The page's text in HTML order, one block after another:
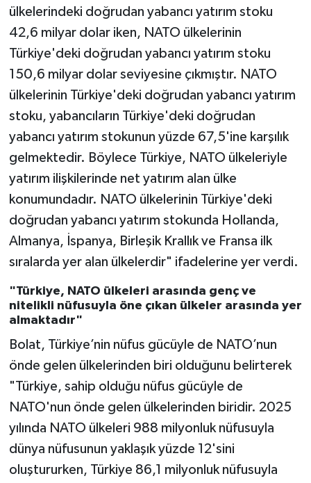
ülkelerindeki doğrudan yabancı yatırım stoku
42,6 milyar dolar iken, NATO ülkelerinin
Türkiye'deki doğrudan yabancı yatırım stoku
150,6 milyar dolar seviyesine çıkmıştır. NATO
ülkelerinin Türkiye'deki doğrudan yabancı yatırım
stoku, yabancıların Türkiye'deki doğrudan
yabancı yatırım stokunun yüzde 67,5'ine karşılık
gelmektedir. Böylece Türkiye, NATO ülkeleriyle
yatırım ilişkilerinde net yatırım alan ülke
konumundadır. NATO ülkelerinin Türkiye'deki
doğrudan yabancı yatırım stokunda Hollanda,
Almanya, İspanya, Birleşik Krallık ve Fransa ilk
sıralarda yer alan ülkelerdir" ifadelerine yer verdi.
"Türkiye, NATO ülkeleri arasında genç ve
nitelikli nüfusuyla öne çıkan ülkeler arasında yer
almaktadır"
Bolat, Türkiye’nin nüfus gücüyle de NATO’nun
önde gelen ülkelerinden biri olduğunu belirterek
"Türkiye, sahip olduğu nüfus gücüyle de
NATO'nun önde gelen ülkelerinden biridir. 2025
yılında NATO ülkeleri 988 milyonluk nüfusuyla
dünya nüfusunun yaklaşık yüzde 12'sini
oluştururken, Türkiye 86,1 milyonluk nüfusuyla